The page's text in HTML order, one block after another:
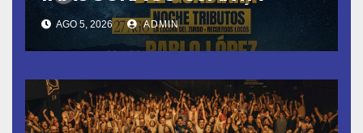
TEMPORADA ESTE SÁBADO
8 CON OBK Y LA GUARDIA
AGO 5, 2026 ADMIN